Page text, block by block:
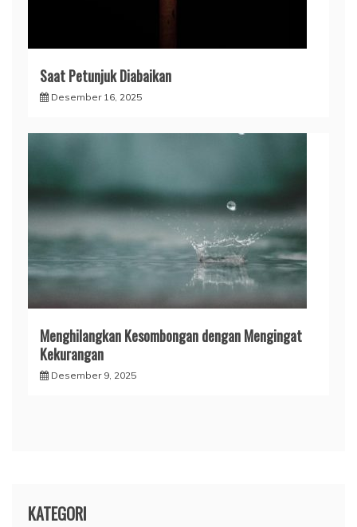
Saat Petunjuk Diabaikan
Desember 16, 2025
Menghilangkan Kesombongan dengan Mengingat
Kekurangan
Desember 9, 2025
KATEGORI